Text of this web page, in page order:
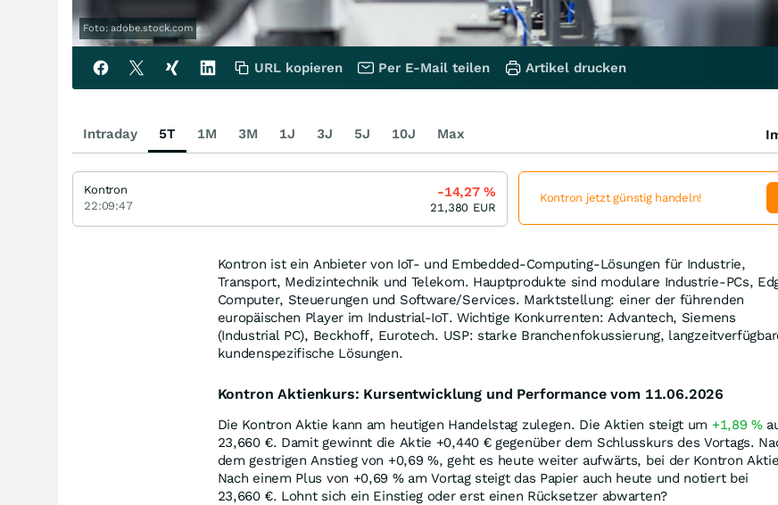
Foto: adobe.stock.com
Kontron ist ein Anbieter von IoT- und Embedded-Computing-Lösungen für Industrie,
Transport, Medizintechnik und Telekom. Hauptprodukte sind modulare Industrie-PCs,
Computer, Steuerungen und Software/Services. Marktstellung: einer der führenden
europäischen Player im Industrial-IoT. Wichtige Konkurrenten: Advantech, Siemens
(Industrial PC), Beckhoff, Eurotech. USP: starke Branchenfokussierung,
kundenspezifische Lösungen.
Kontron Aktienkurs: Kursentwicklung und Performance vom 11.06.2026
Die Kontron Aktie kann am heutigen Handelstag zulegen. Die Aktien steigt um +1,89%
23,660 €. Damit gewinnt die Aktie +0,440 €gegenüber dem Schlusskurs des Vortags.
dem gestrigen Anstieg von +0,69%, geht es heute weiter aufwärts, bei der Kontron
Nach einem Plus von +0,69 %am Vortag steigt das Papier auch heute und notiert bei
23,660 €. Lohnt sich ein Einstieg oder erst einen Rücksetzer abwarten?
URL kopieren Per E-Mail teilen Artikel drucken
Intraday 5T 1M 3M 1J 3J 5J 10J Max
Kontron
22:09:47
-14,27%
21,380 EUR
Kontron jetzt günstig handeln!